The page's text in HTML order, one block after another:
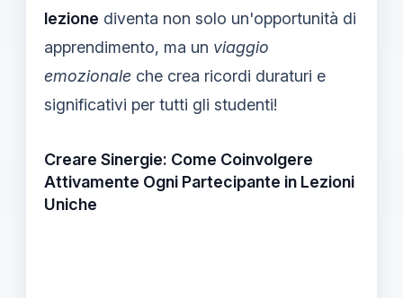
lezione diventa non solo un'opportunità di
apprendimento, ma un viaggio
emozionale che crea ricordi duraturi e
significativi per tutti gli studenti!
Creare Sinergie: Come Coinvolgere
Attivamente Ogni Partecipante in Lezioni
Uniche